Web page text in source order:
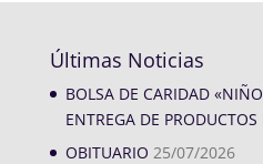
Últimas Noticias
BOLSA DE CARIDAD
ENTREGA DE
OBITUARIO 25/07/2026